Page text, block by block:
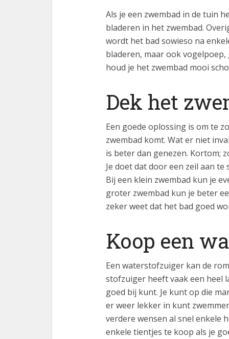
Als je een zwembad in de tuin
bladeren in het zwembad.
wordt het bad sowieso na
bladeren, maar ook
houd je het zwembad mooi
Dek het
Een goede oplossing is om te
zwembad komt. Wat er niet
is beter dan genezen. Kortom;
Je doet dat door een zeil aan
Bij een klein zwembad kun je
groter zwembad kun je beter
zeker weet dat het bad goed
Koop een
Een waterstofzuiger kan de
stofzuiger heeft vaak een heel
goed bij kunt. Je kunt op die
er weer lekker in kunt
verdere wensen al snel enkele
enkele tientjes te koop als je